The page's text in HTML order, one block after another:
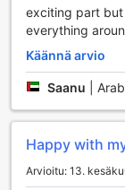
City Premiere
matkustamisen
liikennettä
kätevän
saapuminen ja
matkalla lomalle
kuljetuksesta
exciting part
everything
Käännä arvio
Saanu
Happy with
Arvioitu: 13.